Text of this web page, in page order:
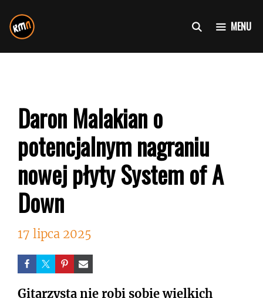
do
treści
MENU
Daron Malakian o
potencjalnym nagraniu
nowej płyty System of A
Down
17 lipca 2025
Gitarzysta nie robi sobie wielkich